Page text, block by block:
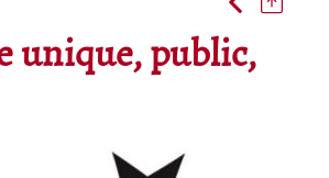
unique, public,